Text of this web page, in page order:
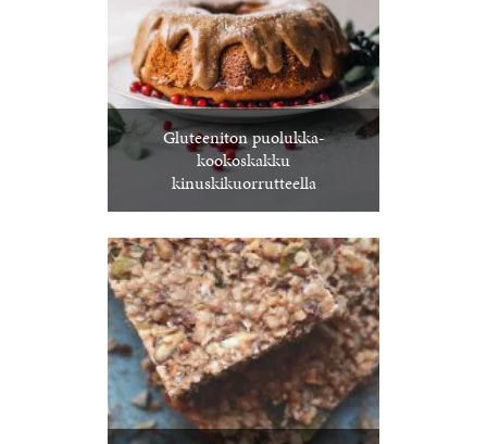
Gluteeniton puolukka-
kookoskakku
kinuskikuorrutteella